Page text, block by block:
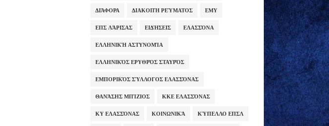
ΔΙΆΦΟΡΑ ΔΙΑΚΟΠΉ ΡΕΎΜΑΤΟΣ ΕΜΥ
ΕΠΣ ΛΆΡΙΣΑΣ ΕΙΔΉΣΕΙΣ ΕΛΑΣΣΌΝΑ
ΕΛΛΗΝΙΚΉ ΑΣΤΥΝΟΜΊΑ
ΕΛΛΗΝΙΚΌΣ ΕΡΥΘΡΌΣ ΣΤΑΥΡΌΣ
ΕΜΠΟΡΙΚΌΣ ΣΎΛΛΟΓΟΣ ΕΛΑΣΣΌΝΑΣ
ΘΑΝΆΣΗΣ ΜΠΊΖΙΟΣ ΚΚΕ ΕΛΑΣΣΌΝΑΣ
ΚΥ ΕΛΑΣΣΌΝΑΣ ΚΟΙΝΩΝΙΚΆ ΚΎΠΕΛΛΟ ΕΠΣΛ